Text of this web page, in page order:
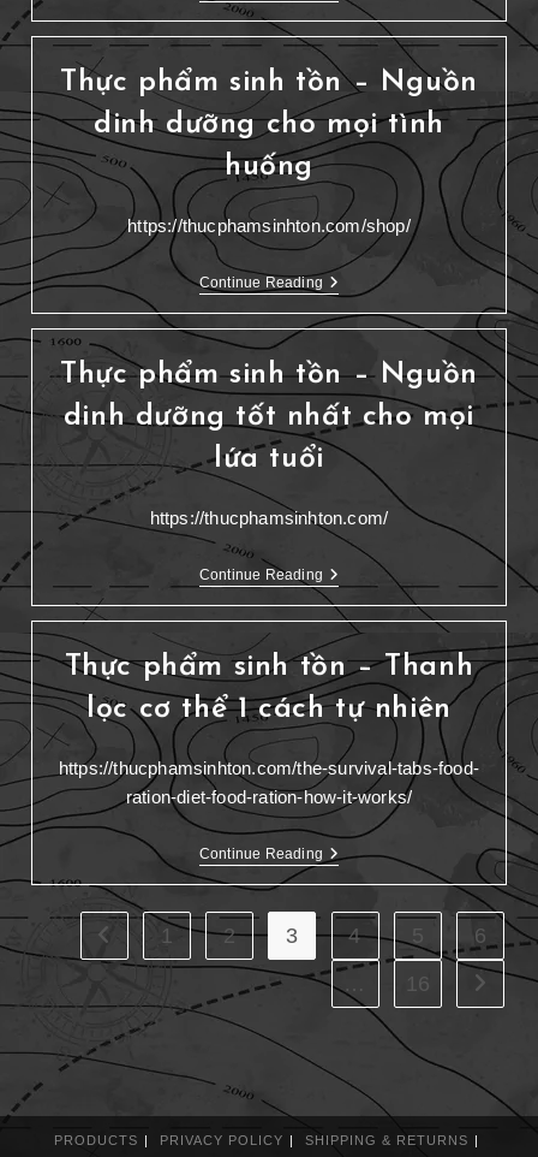
Thực phẩm sinh tồn – Nguồn
dinh dưỡng cho mọi tình
huống
https://thucphamsinhton.com/shop/
Continue Reading
Thực phẩm sinh tồn – Nguồn
dinh dưỡng tốt nhất cho mọi
lứa tuổi
https://thucphamsinhton.com/
Continue Reading
Thực phẩm sinh tồn – Thanh
lọc cơ thể 1 cách tự nhiên
https://thucphamsinhton.com/the-survival-tabs-food-
ration-diet-food-ration-how-it-works/
Continue Reading
1 2 3 4 5
6
…
16
PRODUCTS PRIVACY POLICY
SHIPPING & RETURNS